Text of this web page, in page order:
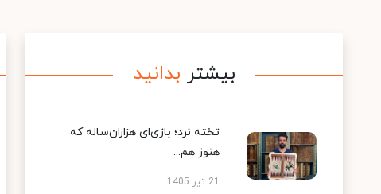
بیشتر بدانید
تخته نرد؛ بازی‌ای هزاران‌ساله که
هنوز هم...
21 تیر 1405